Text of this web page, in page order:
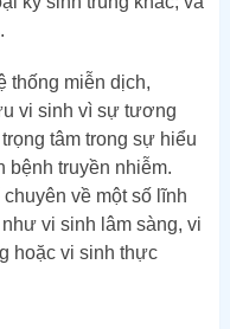
thống miễn dịch,
vi sinh vì sự tương
tâm trong sự hiểu
bệnh truyền nhiễm.
về một số lĩnh
vi sinh lâm sàng, vi
hoặc vi sinh thực